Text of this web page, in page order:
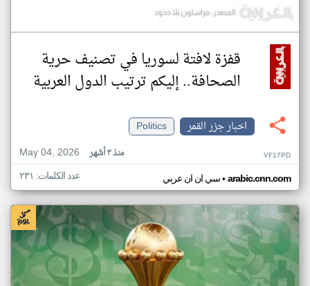
قفزة لافتة لسوريا في تصنيف حرية
الصحافة.. إليكم ترتيب الدول العربية
اخبار جزر القمر
Politics
May 04, 2026
منذ ٣ أشهر VF17PD
سي ان ان عربي• arabic.cnn.com عدد الكلمات: ٢٣١